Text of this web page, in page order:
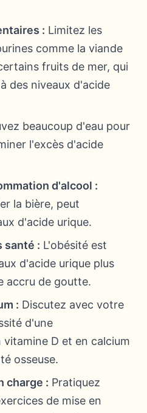
: Limitez les
comme la viande
fruits de mer, qui
des niveaux d'acide
beaucoup d'eau pour
l'excès d'acide
d'alcool :
la bière, peut
d'acide urique.
santé : L'obésité est
d'acide urique plus
accru de goutte.
: Discutez avec votre
d'une
D et en calcium
osseuse.
charge : Pratiquez
de mise en